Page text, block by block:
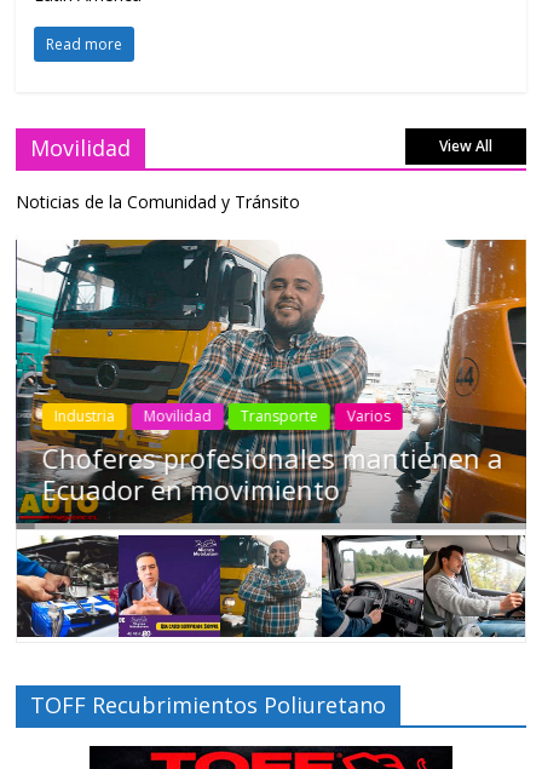
Read more
Movilidad View All
Noticias de la Comunidad y Tránsito
Industria Movilidad Transporte Varios
Choferes profesionales mantienen a
Ecuador en movimiento
TOFF Recubrimientos Poliuretano